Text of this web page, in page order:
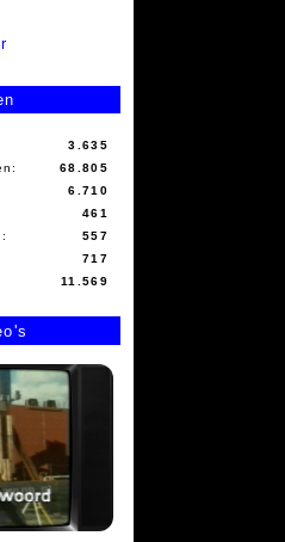
3.635
68.805
6.710
461
557
717
11.569